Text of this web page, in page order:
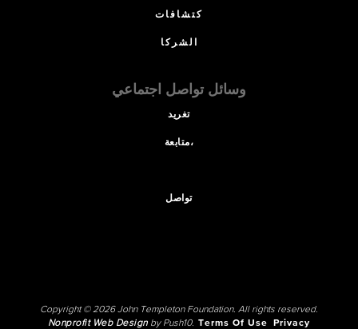
كتشافات
الشركا
وسائل تواصل اجتماعي
تغريد
متابعة،
تواصل
Copyright © 2026 John Templeton Foundation. All rights reserved.
Nonprofit Web Designby Push10. Terms Of Use
Privacy